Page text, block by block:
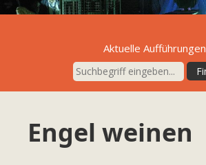
Aktuelle Aufführungen
Engel weinen